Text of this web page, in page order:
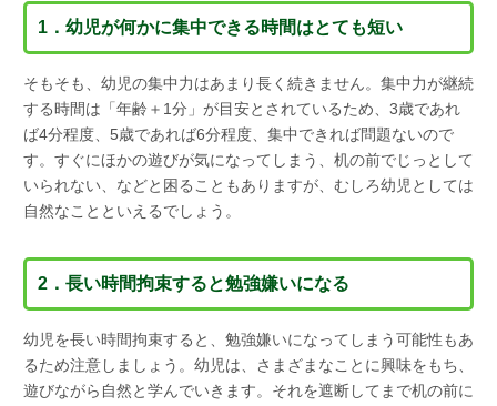
1．幼児が何かに集中できる時間はとても短い
そもそも、幼児の集中力はあまり長く続きません。集中力が継続
する時間は「年齢＋1分」が目安とされているため、3歳であれ
ば4分程度、5歳であれば6分程度、集中できれば問題ないので
す。すぐにほかの遊びが気になってしまう、机の前でじっとして
いられない、などと困ることもありますが、むしろ幼児としては
自然なことといえるでしょう。
2．長い時間拘束すると勉強嫌いになる
幼児を長い時間拘束すると、勉強嫌いになってしまう可能性もあ
るため注意しましょう。幼児は、さまざまなことに興味をもち、
遊びながら自然と学んでいきます。それを遮断してまで机の前に